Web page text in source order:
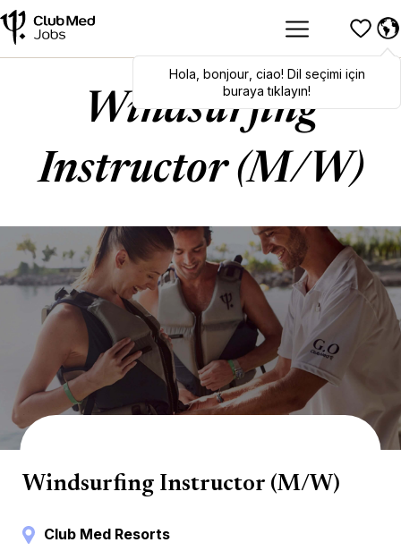
Hola,bonjour,ciao! To switch
languages, click here!
Hola bonjour, ciao! Dil seçimi için
buraya tıklayın!
Windsurfing
Instructor (M/W)
Water Sports
Windsurfing Instructor (M/W)
Club Med Resorts